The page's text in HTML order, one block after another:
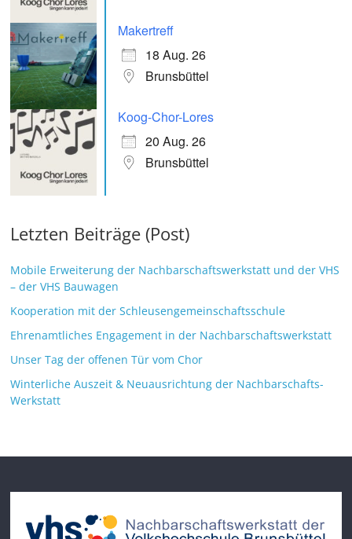
Makertreff
18 Aug. 26
Brunsbüttel
Koog-Chor-Lores
20 Aug. 26
Brunsbüttel
Letzten Beiträge (Post)
Mobile Erweiterung der Nachbarschaftswerkstatt und der VHS
– der VHS Bauwagen
Kooperation mit der Schleusengemeinschaftsschule
Ehrenamtliches Engagement in der Nachbarschaftswerkstatt
Unser Tag der offenen Tür vom Chor
Winterliche Auszeit & Neuausrichtung der Nachbarschafts-
Werkstatt